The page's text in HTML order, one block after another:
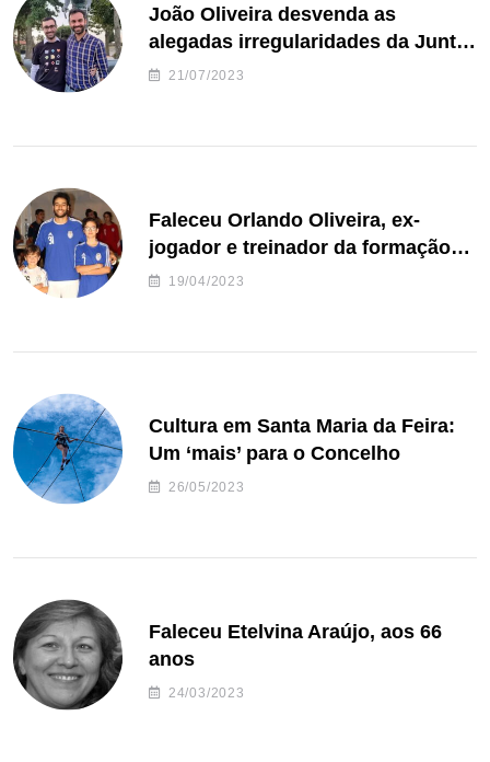
João Oliveira desvenda as
alegadas irregularidades da Junta
de Freguesia S. João de Ver
21/07/2023
Faleceu Orlando Oliveira, ex-
jogador e treinador da formação
de andebol do Feirense
19/04/2023
Cultura em Santa Maria da Feira:
Um ‘mais’ para o Concelho
26/05/2023
Faleceu Etelvina Araújo, aos 66
anos
24/03/2023